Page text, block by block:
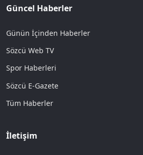
Güncel Haberler
Günün İçinden Haberler
Sözcü Web TV
Spor Haberleri
Sözcü E-Gazete
Tüm Haberler
İletişim